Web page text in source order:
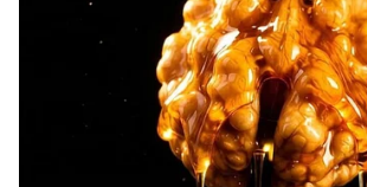
വയനാട്ടിൽ സ്വകാര്യ
പാറ പൊട്ടിക്കൽ; ആശങ്കയിൽ
ഗൗതം കൃഷ്ണയെ
ഇന്ന് എട്ടാം ദിവസം; വിദഗ്ധ
ഇന്ന് തെരച്ചിൽ നടത്തും